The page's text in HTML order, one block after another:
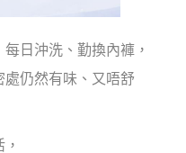
日沖洗、勤換內褲，
仍然有味、又唔舒